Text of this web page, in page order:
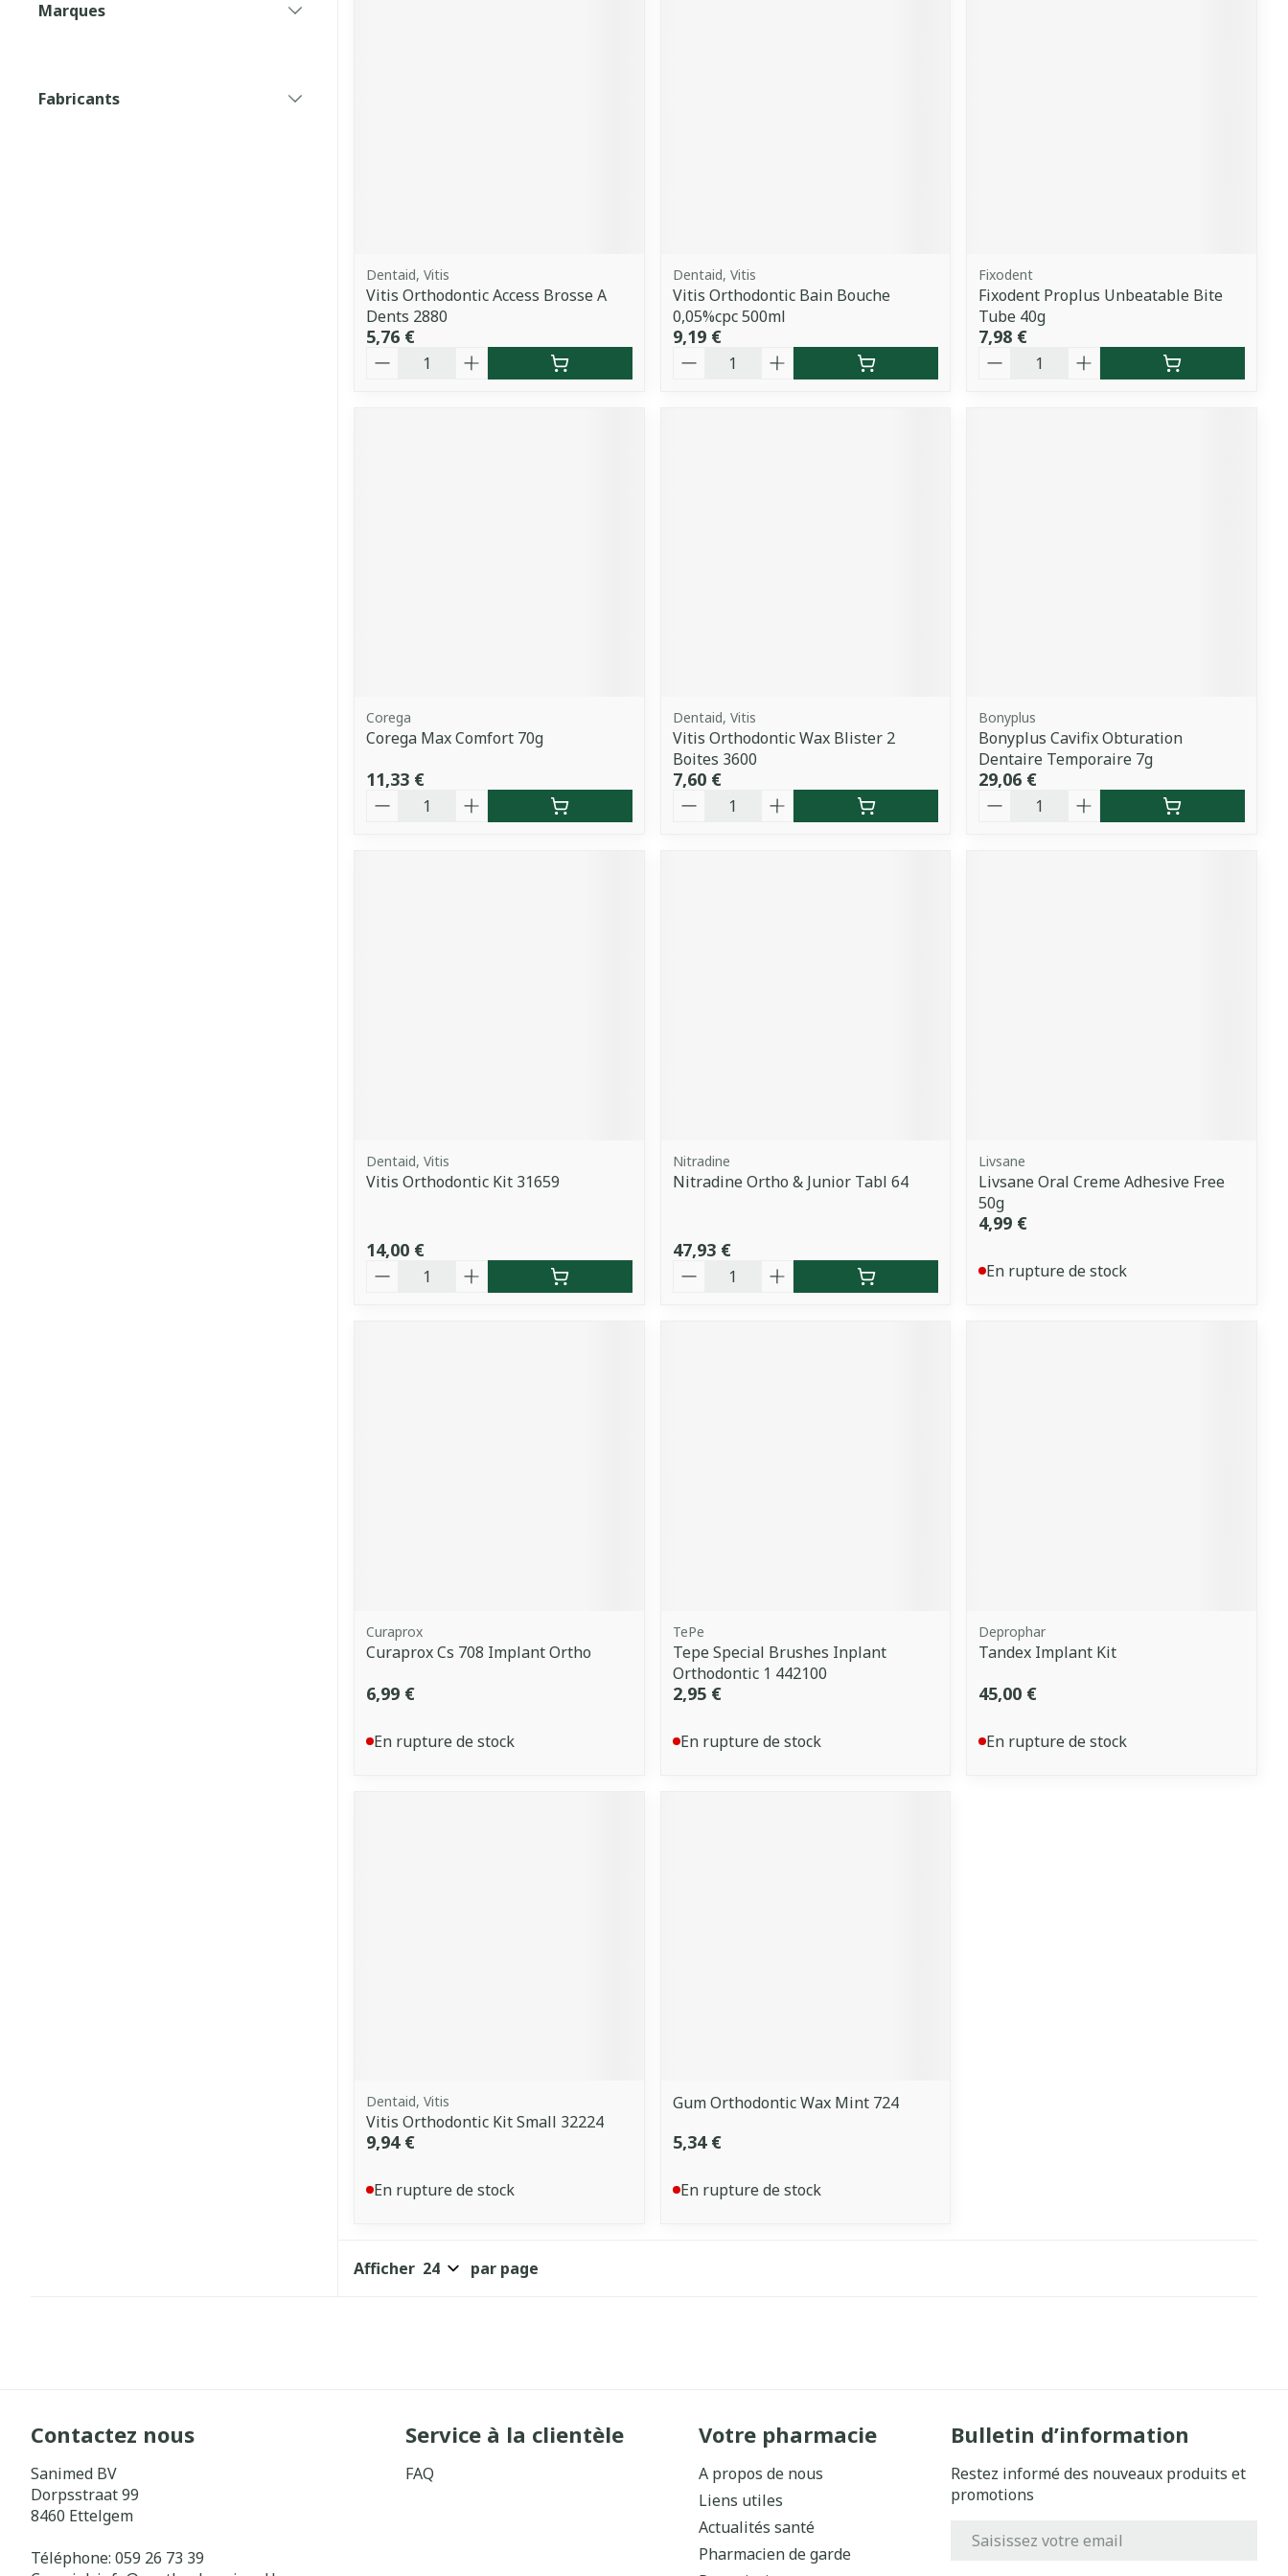
Marques
Fabricants
Dentaid, Vitis
Vitis Orthodontic Access Brosse A
Dents 2880
5,76 €
Quantité
Dentaid, Vitis
Vitis Orthodontic Bain Bouche
0,05%cpc 500ml
9,19 €
Quantité
Fixodent
Fixodent Proplus Unbeatable Bite
Tube 40g
7,98 €
Quantité
Corega
Corega Max Comfort 70g
11,33 €
Quantité
Dentaid, Vitis
Vitis Orthodontic Wax Blister 2
Boites 3600
7,60 €
Quantité
Bonyplus
Bonyplus Cavifix Obturation
Dentaire Temporaire 7g
29,06 €
Quantité
Dentaid, Vitis
Vitis Orthodontic Kit 31659
14,00 €
Quantité
Nitradine
Nitradine Ortho & Junior Tabl 64
47,93 €
Quantité
Livsane
Livsane Oral Creme Adhesive Free
50g
4,99 €
En rupture de stock
Curaprox
Curaprox Cs 708 Implant Ortho
6,99 €
En rupture de stock
TePe
Tepe Special Brushes Inplant
Orthodontic 1 442100
2,95 €
En rupture de stock
Deprophar
Tandex Implant Kit
45,00 €
En rupture de stock
Dentaid, Vitis
Vitis Orthodontic Kit Small 32224
9,94 €
En rupture de stock
Gum Orthodontic Wax Mint 724
5,34 €
En rupture de stock
Afficher par page
Contactez nous
Sanimed BV
Dorpsstraat 99
8460 Ettelgem
Téléphone: 059 26 73 39
Service à la clientèle
FAQ
Votre pharmacie
A propos de nous
Liens utiles
Actualités santé
Pharmacien de garde
Bulletin d’information
Restez informé des nouveaux produits et
promotions